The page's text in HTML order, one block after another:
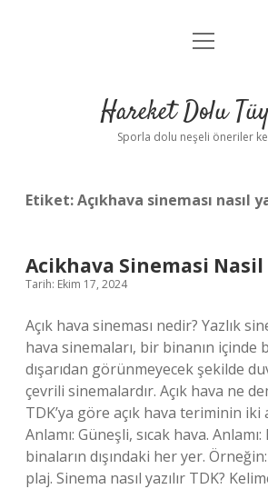
Anasayfa
Yasal Uyarı
menüyü
Hareket Dolu
Sporla dolu neşeli öneriler
Etiket:Açıkhava sineması nasıl
Acikhava Sinemasi
Tarih: Ekim 17, 2024
Açık hava sineması nedir? Yazlık
hava sinemaları, bir binanın içinde
dışarıdan görünmeyecek şekilde
çevrili sinemalardır. Açık hava ne
TDK’ya göre açık hava teriminin iki
Anlamı: Güneşli, sıcak hava.
binaların dışındaki her yer.
plaj. Sinema nasıl yazılır TDK?